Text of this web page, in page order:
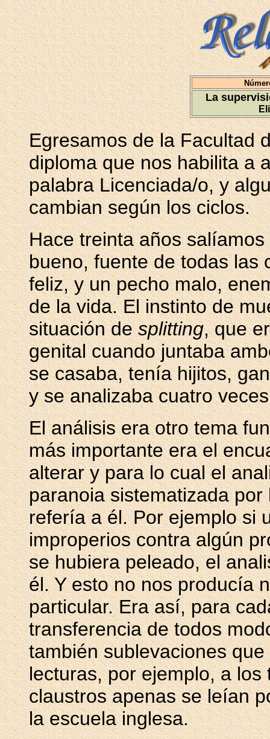
La
Egresamos de la Facultad
diploma que nos habilita a
palabra Licenciada/o, y
cambian según los ciclos.
Hace treinta años
bueno, fuente de todas las
feliz, y un pecho malo,
de la vida. El instinto de
situación desplitting, que
genital cuando juntaba
se casaba, tenía hijitos,
y se analizaba cuatro
El análisis era otro tema
más importante era el
alterar y para lo cual el
paranoia sistematizada
refería a él. Por ejemplo si
improperios contra algún
se hubiera peleado, el
él. Y esto no nos producía
particular. Era así, para
transferencia de todos
también sublevaciones
lecturas, por ejemplo, a
claustros apenas se leían
la escuela inglesa.